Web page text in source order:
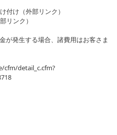
付け（外部リンク）
リンク）
が発生する場合、諸費用はお客さま
cfm/detail_c.cfm?